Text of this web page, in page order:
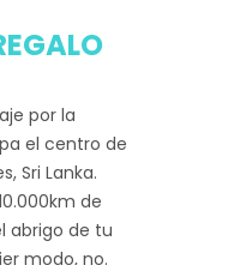
por la
el centro de
Sri Lanka.
de
abrigo de tu
modo, no.